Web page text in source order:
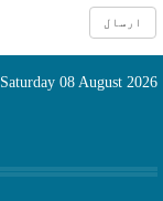
Saturday 08 August 2026